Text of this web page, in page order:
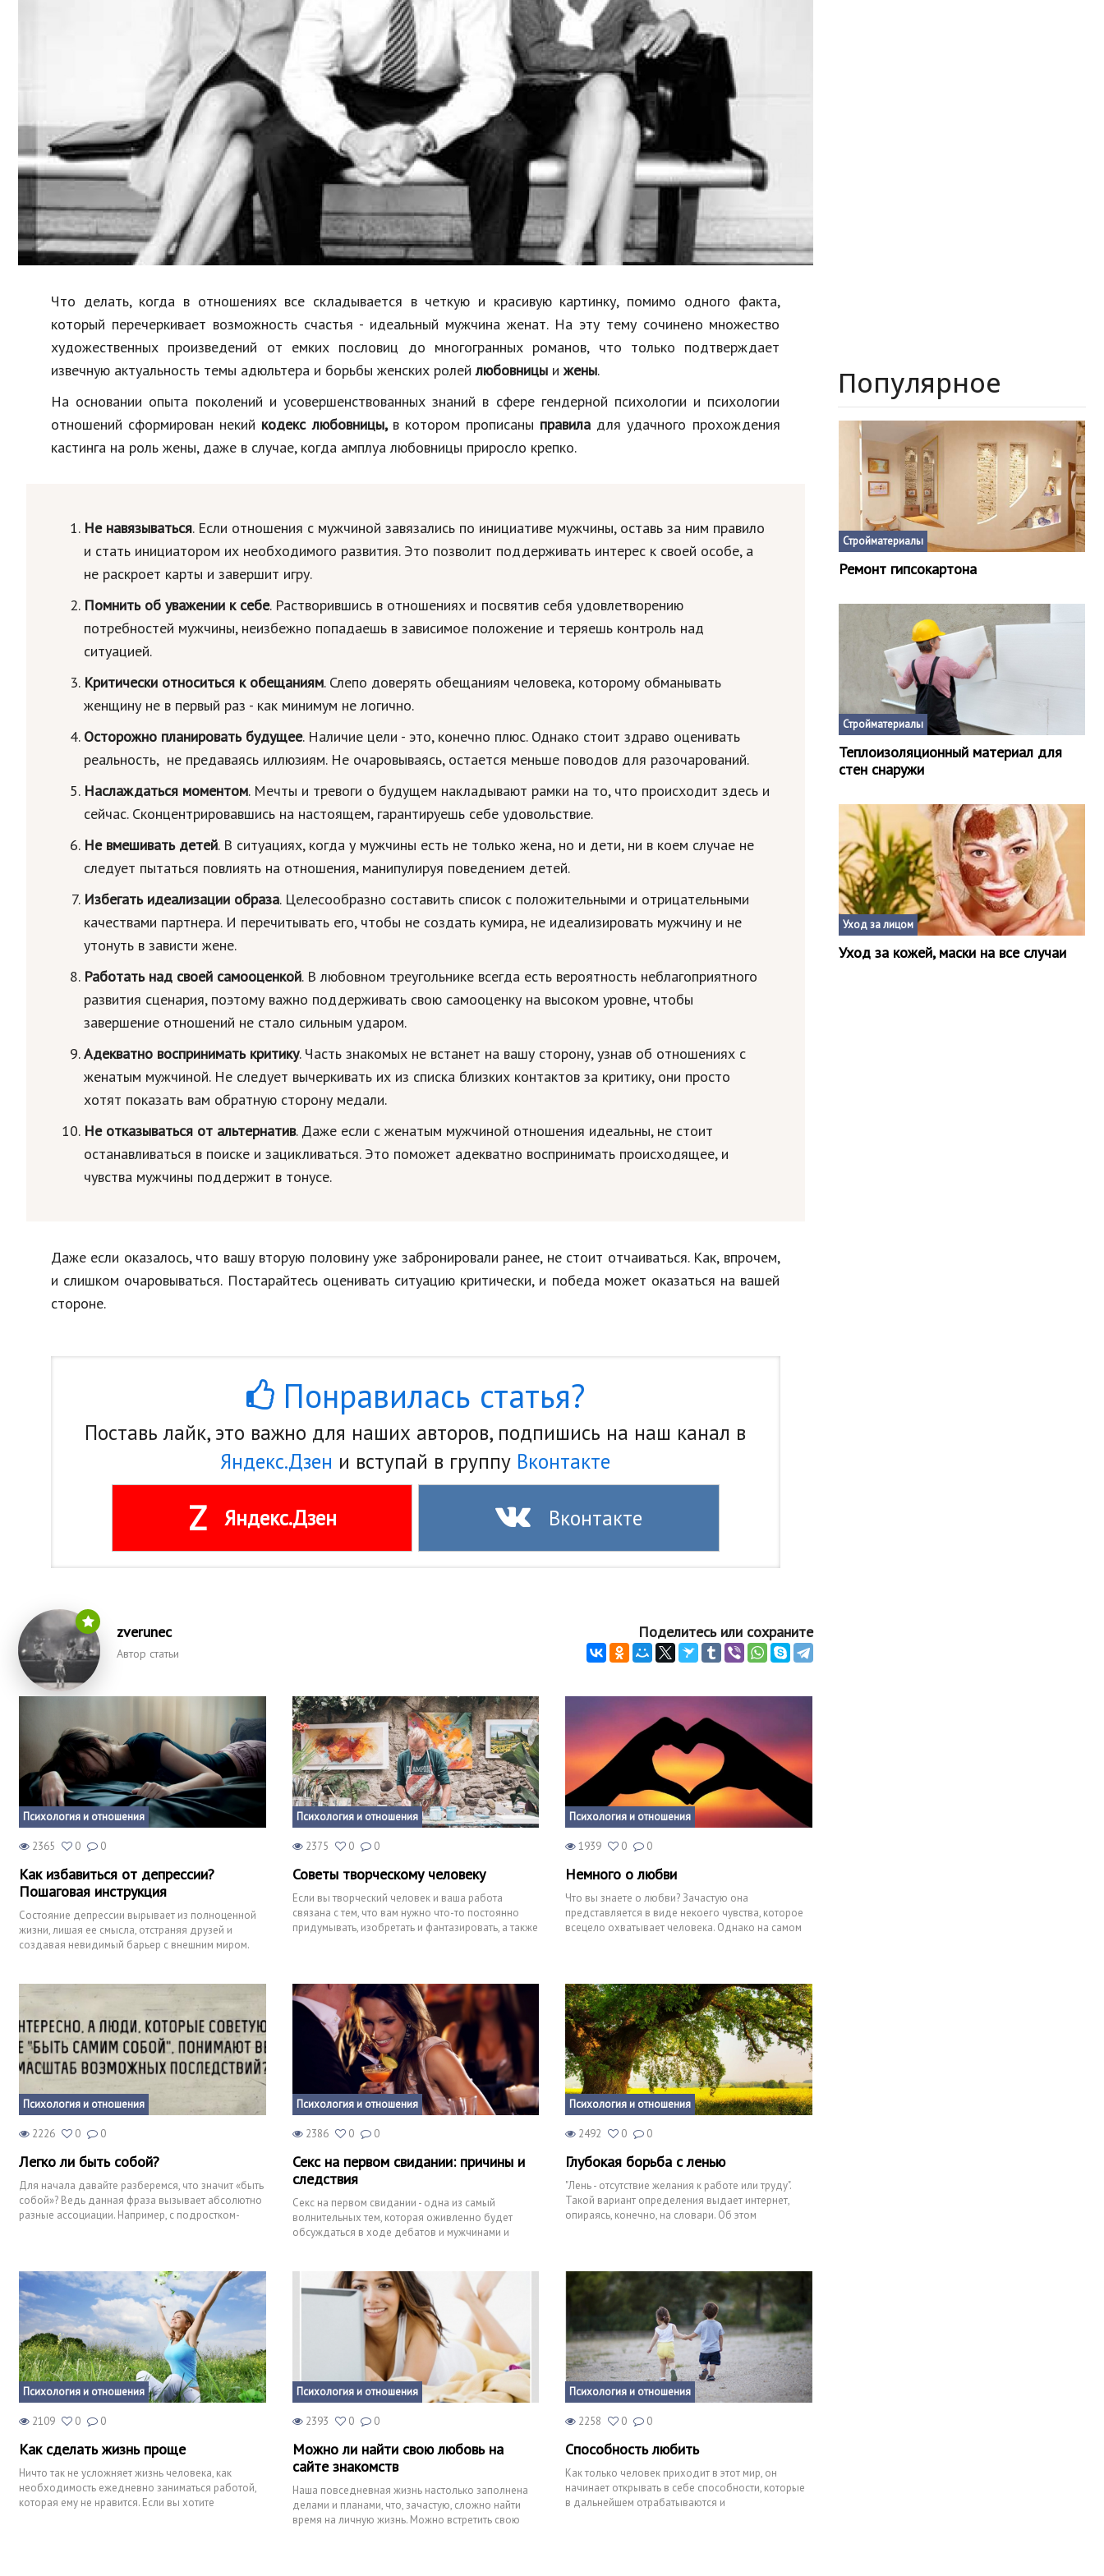
Спорт
Знаменитости
Недвижимость
Спорт и фитнес
Психология и отношения
Творчество и рукоделие
Разное
Работа и бизнес
Животные
Еда и напитки
Хобби и развлечения
Юриспруденция
Природа
Образование
Наука и технологии
Что делать, когда в отношениях все складывается в четкую и красивую картинку, помимо одного факта,
который перечеркивает возможность счастья - идеальный мужчина женат. На эту тему сочинено множество
художественных произведений от емких пословиц до многогранных романов, что только подтверждает
извечную актуальность темы адюльтера и борьбы женских ролейлюбовницы ижены.
На основании опыта поколений и усовершенствованных знаний в сфере гендерной психологии и психологии
отношений сформирован некий кодекс любовницы, в котором прописаны правила для удачного прохождения
кастинга на роль жены, даже в случае, когда амплуа любовницы приросло крепко.
Не навязываться. Если отношения с мужчиной завязались по инициативе мужчины, оставь за ним правило
и стать инициатором их необходимого развития. Это позволит поддерживать интерес к своей особе, а
не раскроет карты и завершит игру.
Помнить об уважении к себе. Растворившись в отношениях и посвятив себя удовлетворению
потребностей мужчины, неизбежно попадаешь в зависимое положение и теряешь контроль над
ситуацией.
Критически относиться к обещаниям. Слепо доверять обещаниям человека, которому обманывать
женщину не в первый раз - как минимум не логично.
Осторожно планировать будущее. Наличие цели - это, конечно плюс. Однако стоит здраво оценивать
реальность, не предаваясь иллюзиям. Не очаровываясь, остается меньше поводов для разочарований.
Наслаждаться моментом. Мечты и тревоги о будущем накладывают рамки на то, что происходит здесь и
сейчас. Сконцентрировавшись на настоящем, гарантируешь себе удовольствие.
Не вмешивать детей. В ситуациях, когда у мужчины есть не только жена, но и дети, ни в коем случае не
следует пытаться повлиять на отношения, манипулируя поведением детей.
Избегать идеализации образа. Целесообразно составить список с положительными и отрицательными
качествами партнера. И перечитывать его, чтобы не создать кумира, не идеализировать мужчину и не
утонуть в зависти жене.
Работать над своей самооценкой. В любовном треугольнике всегда есть вероятность неблагоприятного
развития сценария, поэтому важно поддерживать свою самооценку на высоком уровне, чтобы
завершение отношений не стало сильным ударом.
Адекватно воспринимать критику. Часть знакомых не встанет на вашу сторону, узнав об отношениях с
женатым мужчиной. Не следует вычеркивать их из списка близких контактов за критику, они просто
хотят показать вам обратную сторону медали.
Не отказываться от альтернатив. Даже если с женатым мужчиной отношения идеальны, не стоит
останавливаться в поиске и зацикливаться. Это поможет адекватно воспринимать происходящее, и
чувства мужчины поддержит в тонусе.
Даже если оказалось, что вашу вторую половину уже забронировали ранее, не стоит отчаиваться. Как, впрочем,
и слишком очаровываться. Постарайтесь оценивать ситуацию критически, и победа может оказаться на вашей
стороне.
Понравилась статья?
Поставь лайк, это важно для наших авторов, подпишись на наш канал в
Яндекс.Дзен и вступай в группу Вконтакте
Z Яндекс.Дзен Вконтакте
zverunec
Автор статьи
Поделитесь или сохраните
Психология и отношения
2365 0 0
Как избавиться от депрессии?
Пошаговая инструкция
Состояние депрессии вырывает из полноценной
жизни, лишая ее смысла, отстраняя друзей и
создавая невидимый барьер с внешним миром.
Психология и отношения
2375 0 0
Советы творческому человеку
Если вы творческий человек и ваша работа
связана с тем, что вам нужно что-то постоянно
придумывать, изобретать и фантазировать, а также
Психология и отношения
1939 0 0
Немного о любви
Что вы знаете о любви? Зачастую она
представляется в виде некоего чувства, которое
всецело охватывает человека. Однако на самом
Психология и отношения
2226 0 0
Легко ли быть собой?
Для начала давайте разберемся, что значит «быть
собой»? Ведь данная фраза вызывает абсолютно
разные ассоциации. Например, с подростком-
Психология и отношения
2386 0 0
Секс на первом свидании: причины и
следствия
Секс на первом свидании - одна из самый
волнительных тем, которая оживленно будет
обсуждаться в ходе дебатов и мужчинами и
Психология и отношения
2492 0 0
Глубокая борьба с ленью
"Лень - отсутствие желания к работе или труду".
Такой вариант определения выдает интернет,
опираясь, конечно, на словари. Об этом
Психология и отношения
2109 0 0
Как сделать жизнь проще
Ничто так не усложняет жизнь человека, как
необходимость ежедневно заниматься работой,
которая ему не нравится. Если вы хотите
Психология и отношения
2393 0 0
Можно ли найти свою любовь на
сайте знакомств
Наша повседневная жизнь настолько заполнена
делами и планами, что, зачастую, сложно найти
время на личную жизнь. Можно встретить свою
Психология и отношения
2258 0 0
Способность любить
Как только человек приходит в этот мир, он
начинает открывать в себе способности, которые
в дальнейшем отрабатываются и
Популярное
Стройматериалы
Ремонт гипсокартона
Стройматериалы
Теплоизоляционный материал для
стен снаружи
Уход за лицом
Уход за кожей, маски на все случаи